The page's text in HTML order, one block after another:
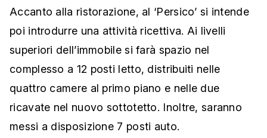
Accanto alla ristorazione, al ‘Persico’ si intende
poi introdurre una attività ricettiva. Ai livelli
superiori dell’immobile si farà spazio nel
complesso a 12 posti letto, distribuiti nelle
quattro camere al primo piano e nelle due
ricavate nel nuovo sottotetto. Inoltre, saranno
messi a disposizione 7 posti auto.